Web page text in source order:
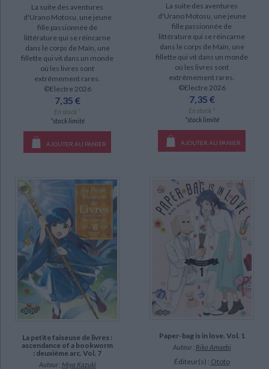
La suite des aventures
d'Urano Motosu, une jeune
fille passionnée de
littérature qui se réincarne
dans le corps de Maïn, une
fillette qui vit dans un monde
où les livres sont
extrêmement rares.
©Electre 2026
7,35 €
En stock *
*stock limité
AJOUTER AU PANIER
La suite des aventures
d'Urano Motosu, une jeune
fille passionnée de
littérature qui se réincarne
dans le corps de Maïn, une
fillette qui vit dans un monde
où les livres sont
extrêmement rares.
©Electre 2026
7,35 €
En stock *
*stock limité
AJOUTER AU PANIER
La petite faiseuse de livres :
ascendance of a bookworm
: deuxième arc. Vol. 7
Auteur : Miya Kazuki
Paper-bag is in love. Vol. 1
Auteur : Riko Amaebi
Éditeur(s) : Ototo